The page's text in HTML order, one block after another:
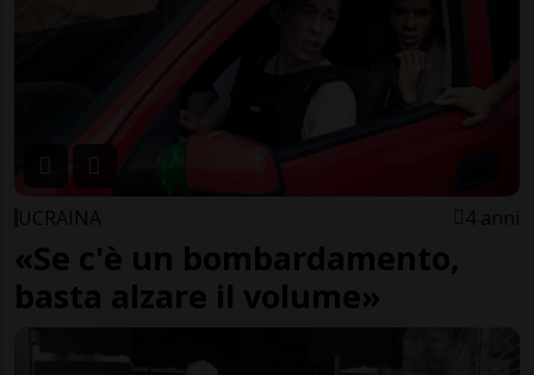
UCRAINA 4 anni
«Se c'è un bombardamento,
basta alzare il volume»